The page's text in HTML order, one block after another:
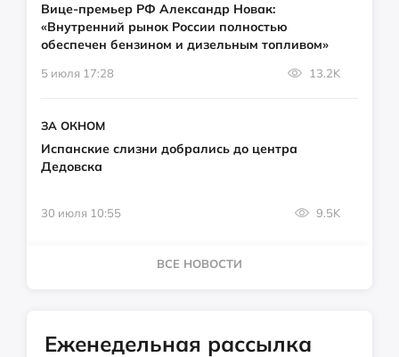
Вице-премьер РФ Александр Новак:
«Внутренний рынок России полностью
обеспечен бензином и дизельным топливом»
5 июля 17:28 13.2K
ЗА ОКНОМ
Испанские слизни добрались до центра
Дедовска
30 июля 10:55 9.5K
ВСЕ НОВОСТИ
Еженедельная рассылка